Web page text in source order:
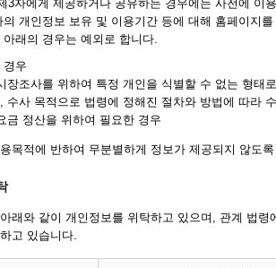
3자에게 제공하거나 공유하는 경우에는 사전에
개인정보 보유 및 이용기간 등에 대해 홈페이지
래의 경우는 예외로 합니다.
경우
장조사를 위하여 특정 개인을 식별할 수 없는 형태
수사 목적으로 법령에 정해진 절차와 방법에 따라
금 정산을 위하여 필요한 경우
목적에 반하여 무분별하게 정보가 제공되지 않도
래와 같이 개인정보를 위탁하고 있으며, 관계 법
고 있습니다.